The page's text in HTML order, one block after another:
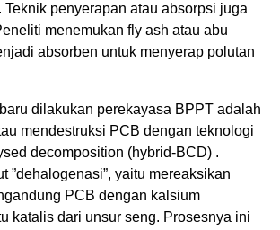
Teknik penyerapan atau absorpsi juga
menemukan fly ash atau abu
absorben untuk menyerap polutan
dilakukan perekayasa BPPT adalah
mendestruksi PCB dengan teknologi
decomposition (hybrid-BCD) .
”dehalogenasi”, yaitu mereaksikan
PCB dengan kalsium
katalis dari unsur seng. Prosesnya ini